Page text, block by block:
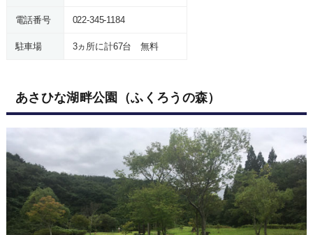
電話番号 022-345-1184
駐車場 3ヵ所に計67台 無料
あさひな湖畔公園（ふくろうの森）